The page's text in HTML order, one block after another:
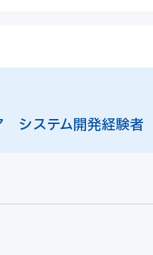
システム開発経験者